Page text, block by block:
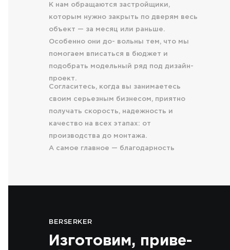
К нам обращаются застройщики,
которым нужно закрыть по дверям весь
объект — за месяц или раньше.
Особенно они до- вольны тем, что мы
помогаем вписаться в бюджет и
подобрать модельный ряд под дизайн-
проект.
Согласитесь, когда вы занимаетесь
своим серьезным бизнесом, приятно
получать скорость, надежность и
качество на всех этапах: от
производства до монтажа.
А самое главное — благодарность
Изготовим, приве-
BERSERKER